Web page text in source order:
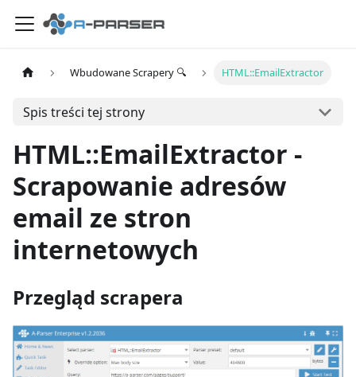
Wbudowane Scrapery 🔍 HTML::EmailExtractor
Spis treści tej strony
HTML::EmailExtractor -
Scrapowanie adresów
email ze stron
internetowych
Przegląd scrapera